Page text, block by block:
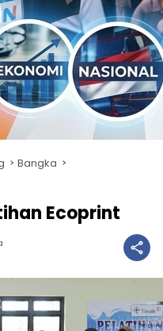
Bangka
Ecoprint